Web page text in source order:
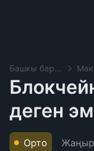
Башкы баракча
деген
Орто